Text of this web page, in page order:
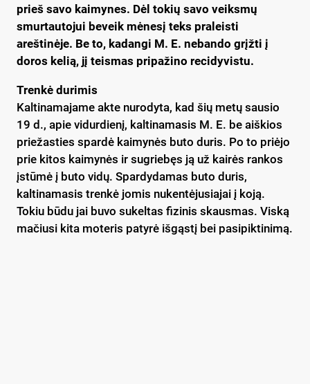
prieš savo kaimynes. Dėl tokių savo veiksmų
smurtautojui beveik mėnesį teks praleisti
areštinėje. Be to, kadangi M. E. nebando grįžti į
doros kelią, jį teismas pripažino recidyvistu.
Trenkė durimis
Kaltinamajame akte nurodyta, kad šių metų sausio
19 d., apie vidurdienį, kaltinamasis M. E. be aiškios
priežasties spardė kaimynės buto duris. Po to priėjo
prie kitos kaimynės ir sugriebęs ją už kairės rankos
įstūmė į buto vidų. Spardydamas buto duris,
kaltinamasis trenkė jomis nukentėjusiajai į koją.
Tokiu būdu jai buvo sukeltas fizinis skausmas. Viską
mačiusi kita moteris patyrė išgąstį bei pasipiktinimą.